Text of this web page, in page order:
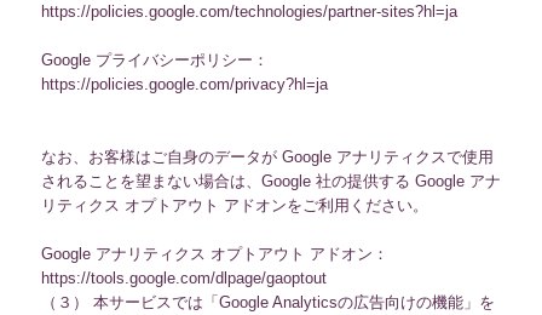
https://policies.google.com/technologies/partner-sites?hl=ja
Google プライバシーポリシー：
https://policies.google.com/privacy?hl=ja
なお、お客様はご自身のデータが Google アナリティクスで使用
されることを望まない場合は、Google 社の提供する Google アナ
リティクス オプトアウト アドオンをご利用ください。
Google アナリティクス オプトアウト アドオン：
https://tools.google.com/dlpage/gaoptout
（３） 本サービスでは「Google Analyticsの広告向けの機能」を